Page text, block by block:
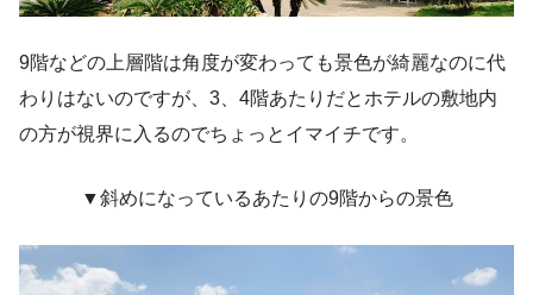
9階などの上層階は角度が変わっても景色が綺麗なのに代
わりはないのですが、3、4階あたりだとホテルの敷地内
の方が視界に入るのでちょっとイマイチです。
▼斜めになっているあたりの9階からの景色